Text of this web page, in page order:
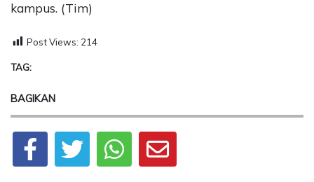
kampus. (Tim)
Post Views: 214
TAG:
BAGIKAN